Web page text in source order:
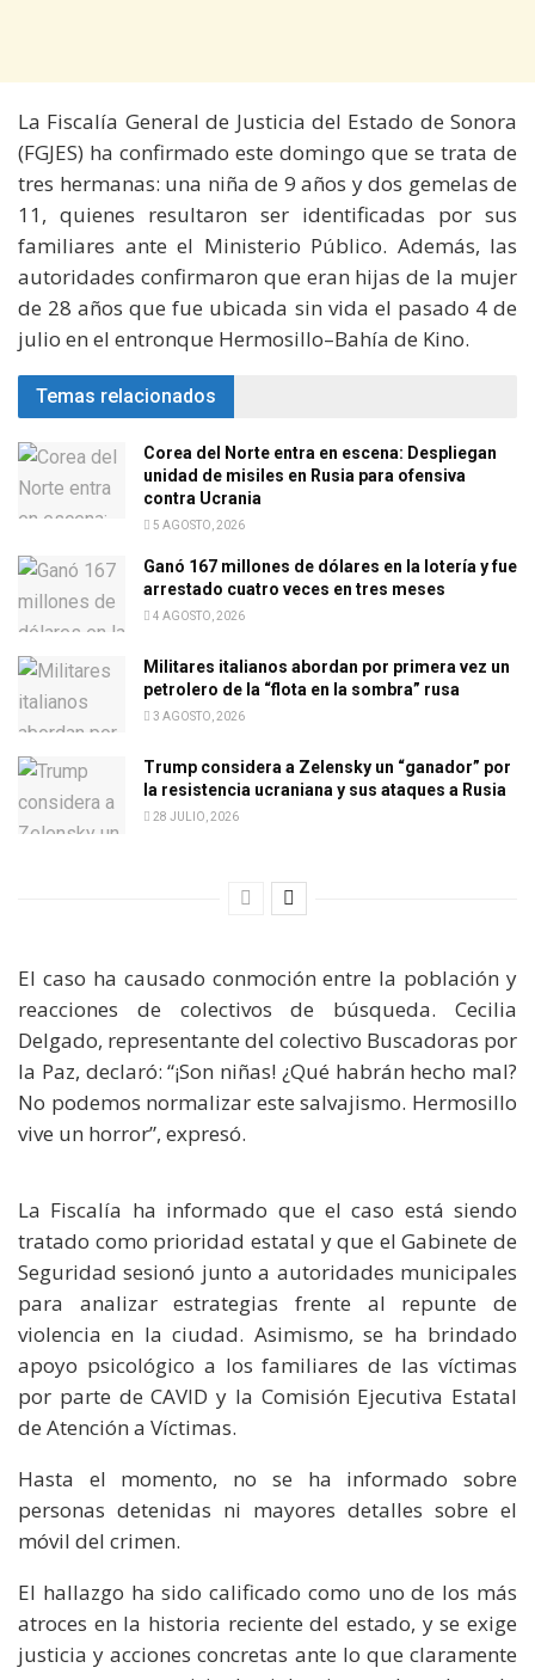
La Fiscalía General de Justicia del Estado de Sonora
(FGJES) ha confirmado este domingo que se trata de
tres hermanas: una niña de 9 años y dos gemelas de
11, quienes resultaron ser identificadas por sus
familiares ante el Ministerio Público. Además, las
autoridades confirmaron que eran hijas de la mujer
de 28 años que fue ubicada sin vida el pasado 4 de
julio en el entronque Hermosillo–Bahía de Kino.
Temas relacionados
Corea del Norte entra en escena: Despliegan
unidad de misiles en Rusia para ofensiva
contra Ucrania
5 AGOSTO, 2026
Ganó 167 millones de dólares en la lotería y fue
arrestado cuatro veces en tres meses
4 AGOSTO, 2026
Militares italianos abordan por primera vez un
petrolero de la “flota en la sombra” rusa
3 AGOSTO, 2026
Trump considera a Zelensky un “ganador” por
la resistencia ucraniana y sus ataques a Rusia
28 JULIO, 2026
El caso ha causado conmoción entre la población y
reacciones de colectivos de búsqueda. Cecilia
Delgado, representante del colectivo Buscadoras por
la Paz, declaró: “¡Son niñas! ¿Qué habrán hecho mal?
No podemos normalizar este salvajismo. Hermosillo
vive un horror”, expresó.
La Fiscalía ha informado que el caso está siendo
tratado como prioridad estatal y que el Gabinete de
Seguridad sesionó junto a autoridades municipales
para analizar estrategias frente al repunte de
violencia en la ciudad. Asimismo, se ha brindado
apoyo psicológico a los familiares de las víctimas
por parte de CAVID y la Comisión Ejecutiva Estatal
de Atención a Víctimas.
Hasta el momento, no se ha informado sobre
personas detenidas ni mayores detalles sobre el
móvil del crimen.
El hallazgo ha sido calificado como uno de los más
atroces en la historia reciente del estado, y se exige
justicia y acciones concretas ante lo que claramente